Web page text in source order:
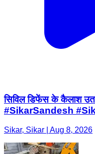
सिविल डिफेंस के कैलाश
#SikarSandesh
Sikar, Sikar | Aug 8, 2026